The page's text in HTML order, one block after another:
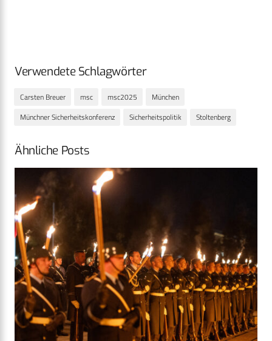
Verwendete Schlagwörter
Carsten Breuer msc msc2025
München
Münchner Sicherheitskonferenz
Sicherheitspolitik Stoltenberg
Ähnliche Posts